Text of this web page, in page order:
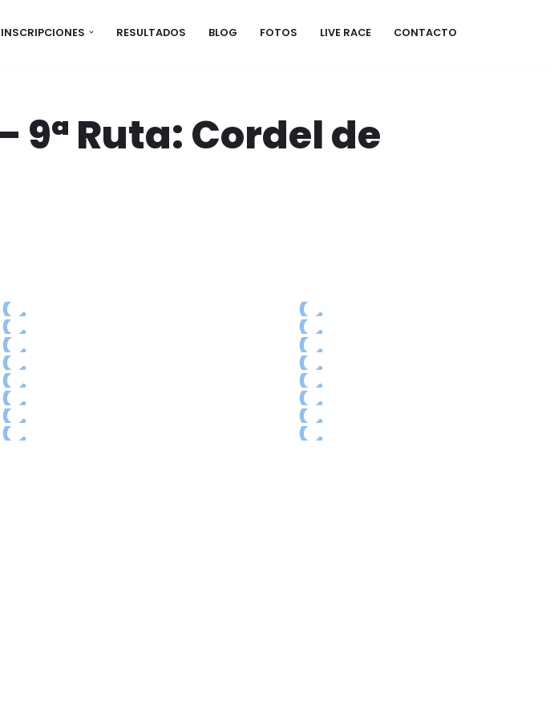
INSCRIPCIONES RESULTADOS BLOG FOTOS LIVE RACE CONTACTO
9ª Ruta: Cordel de